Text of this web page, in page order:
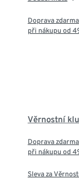
Doprava
při nákupu od
Věrnostní
Doprava
při nákupu od
Sleva za